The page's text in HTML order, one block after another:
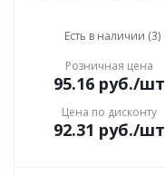
Есть в наличии (3)
Розничная цена
95.16руб./шт
Цена по дисконту
92.31 руб./шт